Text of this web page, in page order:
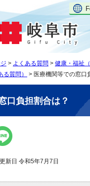
> よくある質問 > 健康・福祉
質問）
> 医療機関等での窓口
口負担割合は？
新日 令和5年7月7日